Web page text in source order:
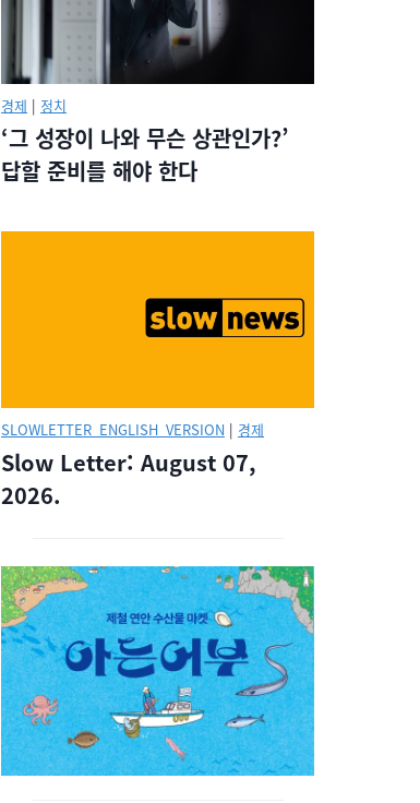
경제 | 정치
‘그 성장이 나와 무슨 상관인가?’
답할 준비를 해야 한다
SLOWLETTER_ENGLISH_VERSION | 경제
Slow Letter: August 07,
2026.